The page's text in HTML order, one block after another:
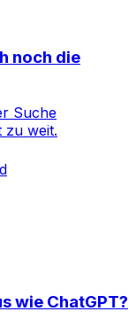
noch die
Suche
zu weit.
wie ChatGPT?